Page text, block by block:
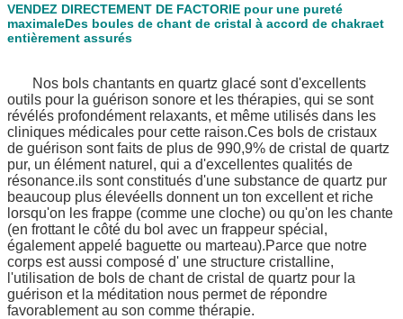
VENDEZ DIRECTEMENT DE FACTORIE pour une pureté
maximaleDes boules de chant de cristal à accord de chakraet
entièrement assurés
Nos bols chantants en quartz glacé sont d'excellents
outils pour la guérison sonore et les thérapies, qui se sont
révélés profondément relaxants, et même utilisés dans les
cliniques médicales pour cette raison.Ces bols de cristaux
de guérison sont faits de plus de 990,9% de cristal de quartz
pur, un élément naturel, qui a d'excellentes qualités de
résonance.ils sont constitués d'une substance de quartz pur
beaucoup plus élevéeIls donnent un ton excellent et riche
lorsqu'on les frappe (comme une cloche) ou qu'on les chante
(en frottant le côté du bol avec un frappeur spécial,
également appelé baguette ou marteau).Parce que notre
corps est aussi composé d' une structure cristalline,
l'utilisation de bols de chant de cristal de quartz pour la
guérison et la méditation nous permet de répondre
favorablement au son comme thérapie.